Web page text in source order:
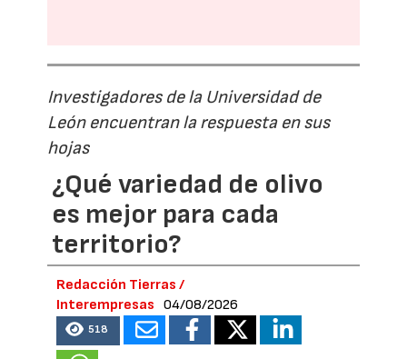
Investigadores de la Universidad de
León encuentran la respuesta en sus
hojas
¿Qué variedad de olivo
es mejor para cada
territorio?
Redacción Tierras /
Interempresas
04/08/2026
518